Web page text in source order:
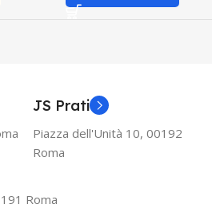
JS Prati
Piazza dell'Unità 10, 00192
Roma
Roma